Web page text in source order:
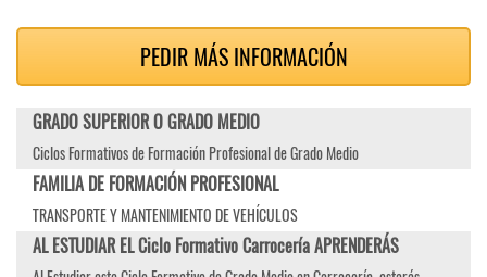
PEDIR MÁS INFORMACIÓN
GRADO SUPERIOR O GRADO MEDIO
Ciclos Formativos de Formación Profesional de Grado Medio
FAMILIA DE FORMACIÓN PROFESIONAL
TRANSPORTE Y MANTENIMIENTO DE VEHÍCULOS
AL ESTUDIAR EL Ciclo Formativo Carrocería APRENDERÁS